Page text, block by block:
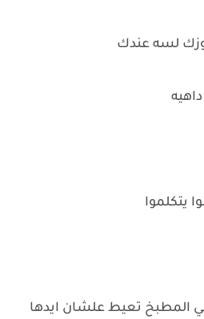
لسه عندك
يتكلموا
المطبخ تعيط علشان ايدها